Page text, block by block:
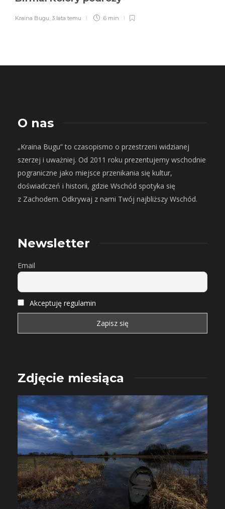
Kraina Bugu 3 lata temu 6 min
O nas
„Kraina Bugu” to czasopismo o przestrzeni widzianej
szerzej i uważniej. Od 2011 roku prezentujemy wschodnie
pograniczne jako miejsce przenikania się kultur,
doświadczeń i historii, gdzie Wschód spotyka się
z Zachodem. Odkrywaj z nami Twój najbliższy Wschód.
Newsletter
Email
Akceptuję regulamin
Zdjęcie miesiąca